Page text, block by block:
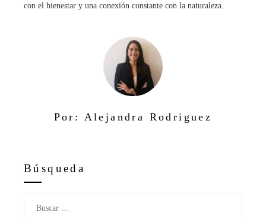
con el bienestar y una conexión constante con la naturaleza.
Por: Alejandra Rodriguez
Búsqueda